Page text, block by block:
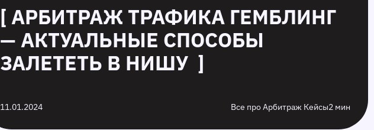
[ АРБИТРАЖ ТРАФИКА ГЕМБЛИНГ
— АКТУАЛЬНЫЕ СПОСОБЫ
ЗАЛЕТЕТЬ В НИШУ ]
11.01.2024 Все про Арбитраж Кейсы2 мин